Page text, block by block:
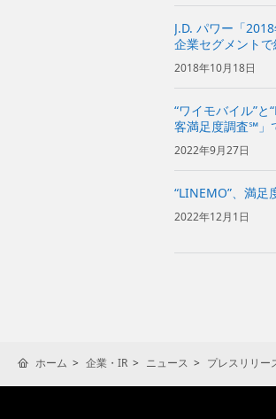
J.D. パワー「
企業セグメント
2018年10月18日
“ワイモバイル”
客満足度調査℠」
キャリア部門で、
位を受賞～ |...
2022年9月27日
“LINEMO”、満
2022年12月1日
ホーム 企業・IR ニュース プレスリリー